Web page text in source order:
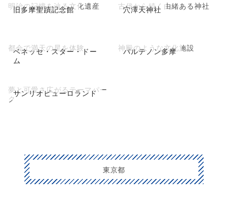
旧多摩聖蹟記念館
明治の記憶を辿る文化遺産 穴澤天神社
古代から続く由緒ある神社
ベネッセ・スター・ドー
ム
都会で満天の星を体験 パルテノン多摩
神殿のような文化施設
サンリオピューロランド
夢と可愛さ広がるテーマパー
ク
東京都